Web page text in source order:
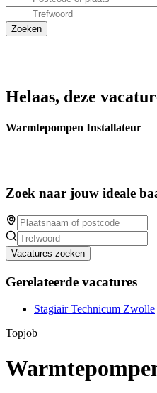
Helaas, deze
Warmtepompen Installateur
Zoek naar jouw ideale
Vacatures zoeken
Gerelateerde vacatures
Stagiair Technicum Zwolle
Topjob